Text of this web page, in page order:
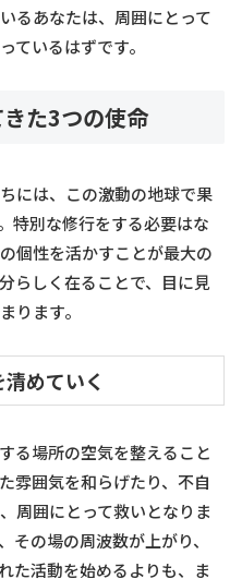
るあなたは、周囲にとって
ているはずです。
た3つの使命
には、この激動の地球で果
特別な修行をする必要はな
個性を活かすことが最大の
らしく在ることで、目に見
ります。
めていく
る場所の空気を整えること
雰囲気を和らげたり、不自
周囲にとって救いとなりま
その場の周波数が上がり、
た活動を始めるよりも、ま